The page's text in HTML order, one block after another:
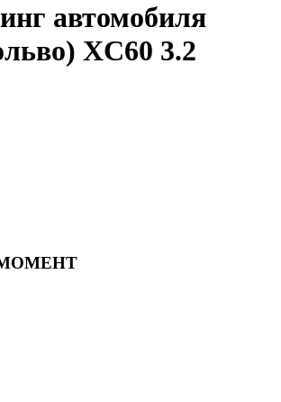
автомобиля
XC60 3.2